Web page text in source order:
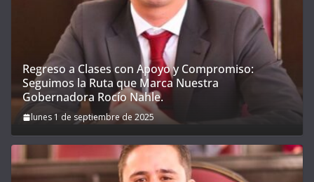
Regreso a Clases con Apoyo y Compromiso:
Seguimos la Ruta que Marca Nuestra
Gobernadora Rocío Nahle.
lunes 1 de septiembre de 2025